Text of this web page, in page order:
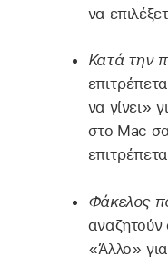
να
Κατά την
να γίνει»
στο Mac
Φάκελος
αναζητούν
«Άλλο»